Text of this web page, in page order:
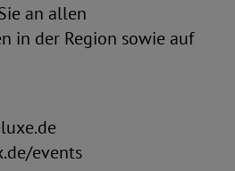
an allen
in der Region sowie auf
events